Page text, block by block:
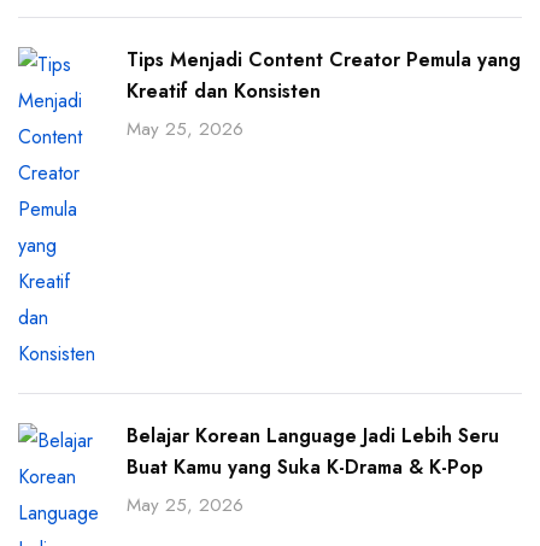
Tips Menjadi Content Creator Pemula yang
Kreatif dan Konsisten
May 25, 2026
Belajar Korean Language Jadi Lebih Seru
Buat Kamu yang Suka K-Drama & K-Pop
May 25, 2026